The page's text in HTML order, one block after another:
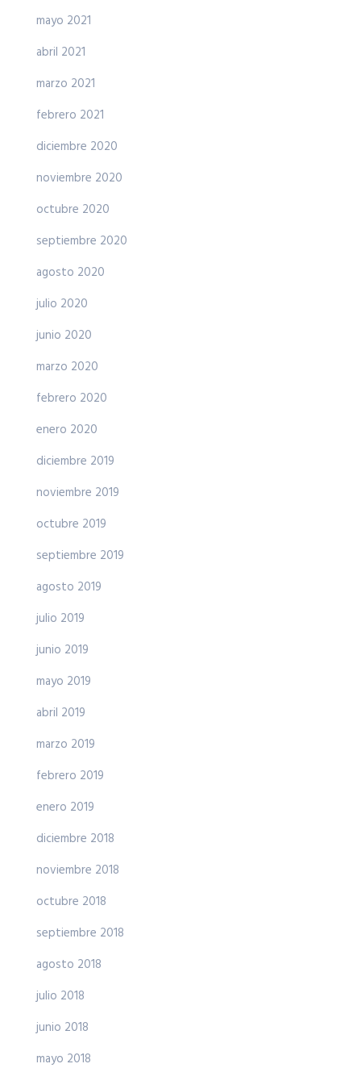
mayo 2021
abril 2021
marzo 2021
febrero 2021
diciembre 2020
noviembre 2020
octubre 2020
septiembre 2020
agosto 2020
julio 2020
junio 2020
marzo 2020
febrero 2020
enero 2020
diciembre 2019
noviembre 2019
octubre 2019
septiembre 2019
agosto 2019
julio 2019
junio 2019
mayo 2019
abril 2019
marzo 2019
febrero 2019
enero 2019
diciembre 2018
noviembre 2018
octubre 2018
septiembre 2018
agosto 2018
julio 2018
junio 2018
mayo 2018